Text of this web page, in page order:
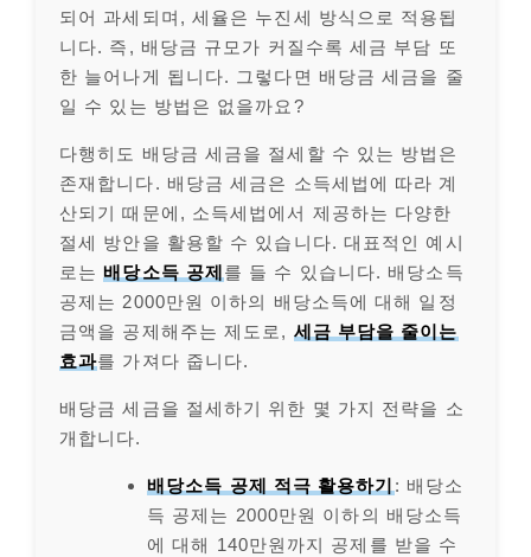
되어 과세되며, 세율은 누진세 방식으로 적용됩
니다. 즉, 배당금 규모가 커질수록 세금 부담 또
한 늘어나게 됩니다. 그렇다면 배당금 세금을 줄
일 수 있는 방법은 없을까요?
다행히도 배당금 세금을 절세할 수 있는 방법은
존재합니다. 배당금 세금은 소득세법에 따라 계
산되기 때문에, 소득세법에서 제공하는 다양한
절세 방안을 활용할 수 있습니다. 대표적인 예시
로는배당소득 공제 를 들 수 있습니다. 배당소득
공제는 2000만원 이하의 배당소득에 대해 일정
금액을 공제해주는 제도로, 세금 부담을 줄이는
효과를 가져다 줍니다.
배당금 세금을 절세하기 위한 몇 가지 전략을 소
개합니다.
배당소득 공제 적극 활용하기 : 배당소
득 공제는 2000만원 이하의 배당소득
에 대해 140만원까지 공제를 받을 수